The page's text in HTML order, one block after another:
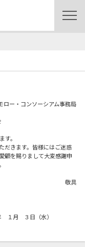
ロー・コンソーシアム事務局
。
だきます。皆様にはご迷惑
顧を賜りまして大変感謝申
敬具
１月 ３日（水）